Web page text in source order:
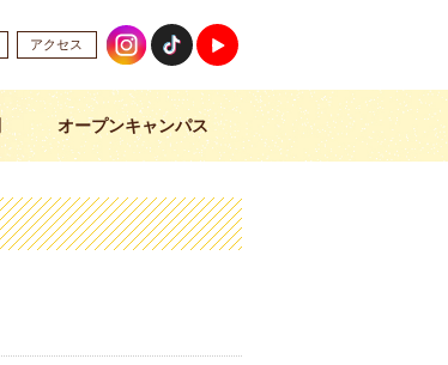
アクセス
オープンキャンパス